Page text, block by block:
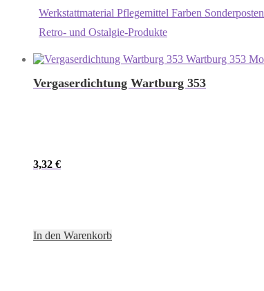
Werkstattmaterial Pflegemittel Farben Sonderposten
Retro- und Ostalgie-Produkte
Vergaserdichtung Wartburg 353
3,32 €
In den Warenkorb